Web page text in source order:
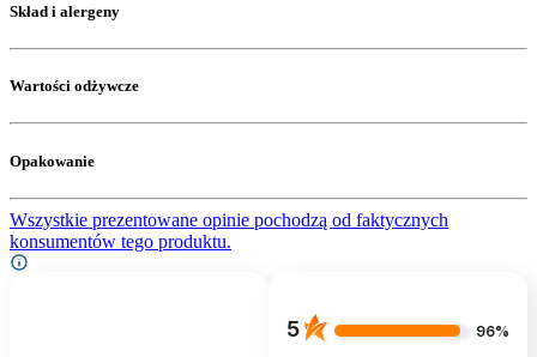
Skład i alergeny
Wartości odżywcze
Opakowanie
Wszystkie prezentowane opinie pochodzą od faktycznych
konsumentów tego produktu.
5 96%